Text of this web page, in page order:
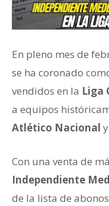
En pleno mes de
se ha coronado
vendidos en la Liga
a equipos
Atlético Nacional y
Con una venta de
Independiente
de la lista de